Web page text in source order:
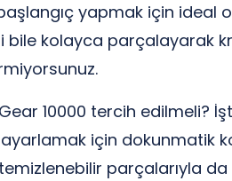
başlangıç yapmak için ideal
kolayca parçalayarak
10000 tercih edilmeli?
ayarlamak için
parçalarıyla